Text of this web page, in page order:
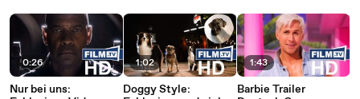
0:26
Nur bei uns:
1:02
Doggy Style:
brutalere Action
1:43
Barbie Trailer